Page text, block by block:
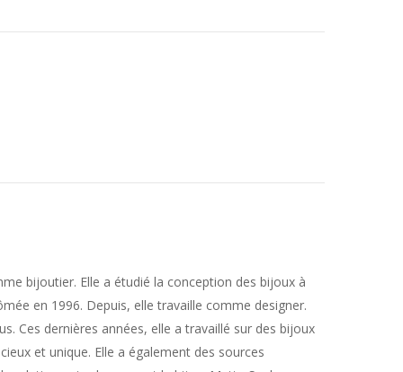
bijoutier. Elle a étudié la conception des bijoux à
en 1996. Depuis, elle travaille comme designer.
Ces dernières années, elle a travaillé sur des bijoux
et unique. Elle a également des sources